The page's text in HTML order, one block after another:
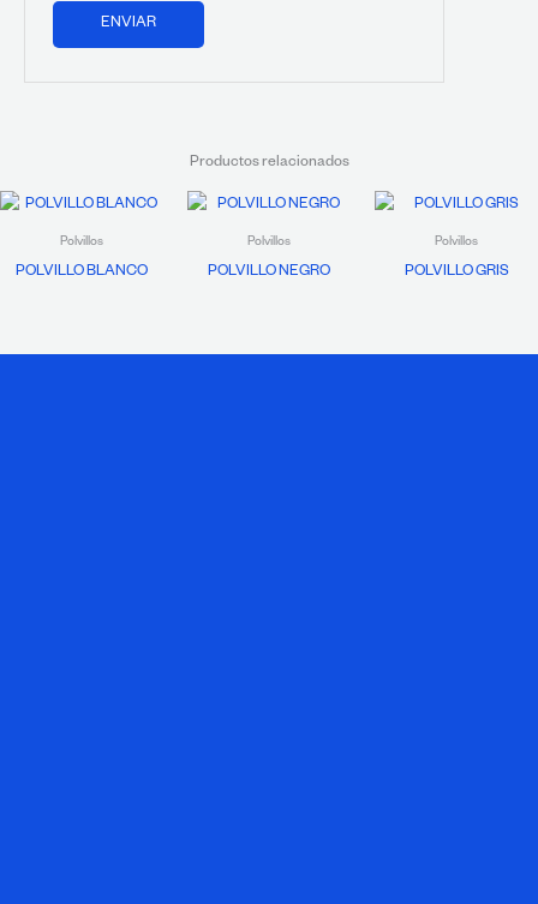
Productos relacionados
Polvillos
POLVILLO BLANCO
Polvillos
POLVILLO NEGRO
Polvillos
POLVILLO GRIS